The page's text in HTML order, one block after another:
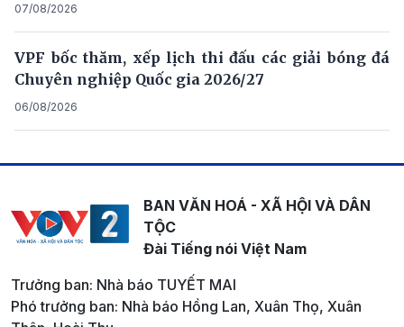
07/08/2026
VPF bốc thăm, xếp lịch thi đấu các giải bóng đá
Chuyên nghiệp Quốc gia 2026/27
06/08/2026
BAN VĂN HOÁ - XÃ HỘI VÀ DÂN
TỘC
Đài Tiếng nói Việt Nam
Trưởng ban: Nhà báo TUYẾT MAI
Phó trưởng ban: Nhà báo Hồng Lan, Xuân Thọ, Xuân